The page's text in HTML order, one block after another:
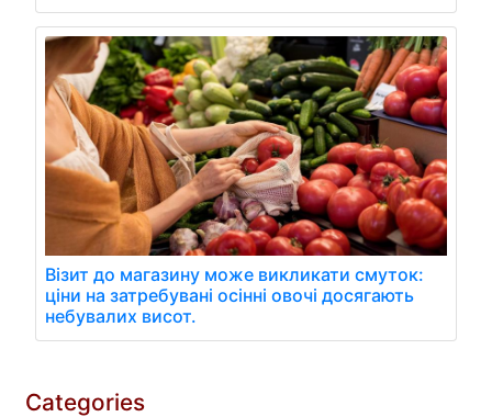
Візит до магазину може викликати смуток:
ціни на затребувані осінні овочі досягають
небувалих висот.
Categories